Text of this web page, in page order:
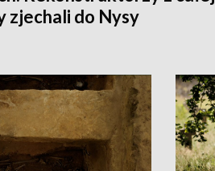
zjechali do Nysy